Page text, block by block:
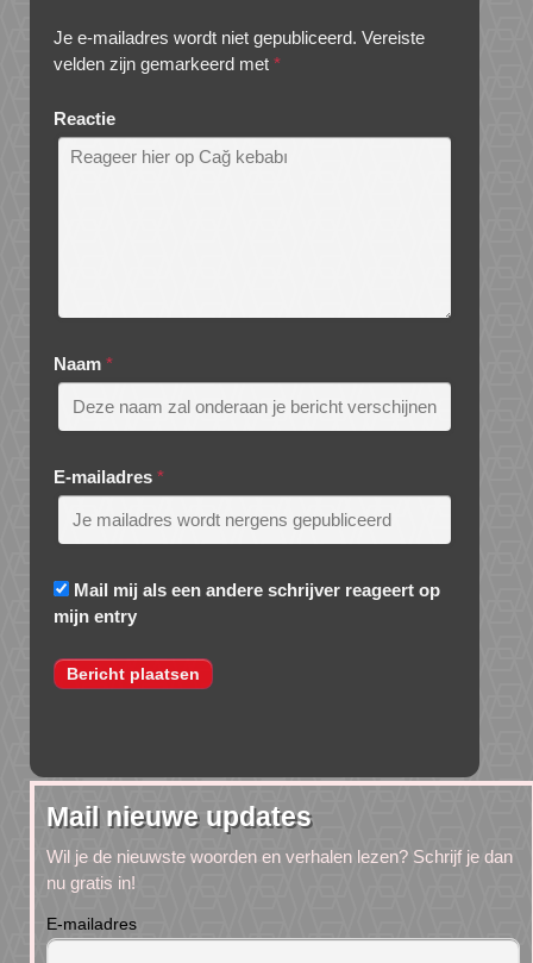
Je e-mailadres wordt niet gepubliceerd. Vereiste
velden zijn gemarkeerd met *
Reactie
Naam *
E-mailadres *
Mail mij als een andere schrijver reageert op
mijn entry
Mail nieuwe updates
Wil je de nieuwste woorden en verhalen lezen? Schrijf je dan
nu gratis in!
E-mailadres